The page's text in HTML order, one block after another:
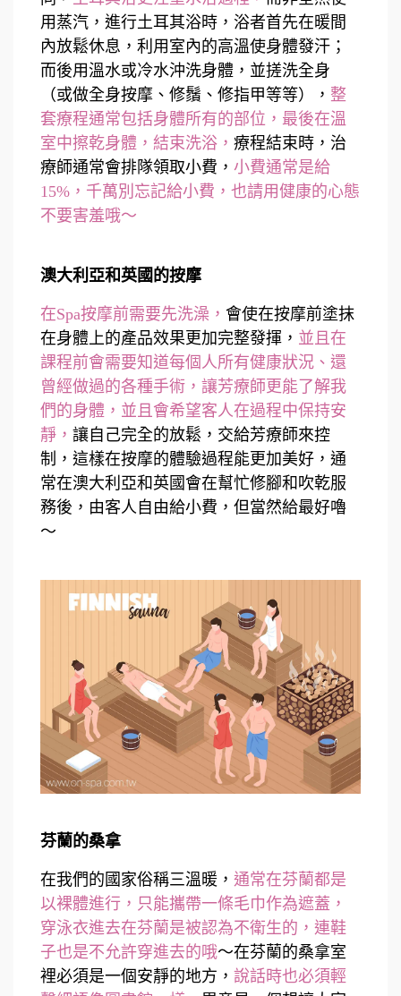
用蒸汽，進行土耳其浴時，浴者首先在暖間
內放鬆休息，利用室內的高溫使身體發汗；
而後用溫水或冷水沖洗身體，並搓洗全身
（或做全身按摩、修鬚、修指甲等等）， 整
套療程通常包括身體所有的部位，最後在溫
室中擦乾身體，結束洗浴， 療程結束時，治
療師通常會排隊領取小費， 小費通常是給
15%，千萬別忘記給小費，也請用健康的心態
不要害羞哦～
澳大利亞和英國的按摩
在Spa按摩前需要先洗澡， 會使在按摩前塗抹
在身體上的產品效果更加完整發揮， 並且在
課程前會需要知道每個人所有健康狀況、還
曾經做過的各種手術，讓芳療師更能了解我
們的身體，並且會希望客人在過程中保持安
靜， 讓自己完全的放鬆，交給芳療師來控
制，這樣在按摩的體驗過程能更加美好，通
常在澳大利亞和英國會在幫忙修腳和吹乾服
務後，由客人自由給小費，但當然給最好嚕
～
芬蘭的桑拿
在我們的國家俗稱三溫暖， 通常在芬蘭都是
以裸體進行，只能攜帶一條毛巾作為遮蓋，
穿泳衣進去在芬蘭是被認為不衛生的，連鞋
子也是不允許穿進去的哦～在芬蘭的桑拿室
裡必須是一個安靜的地方， 說話時也必須輕